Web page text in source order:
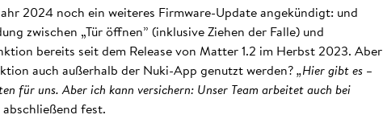
2024 noch ein weiteres Firmware-Update angekündigt: und
zwischen „Tür öffnen” (inklusive Ziehen der Falle) und
bereits seit dem Release von Matter 1.2 im Herbst 2023. Aber
auch außerhalb der Nuki-App genutzt werden?„Hier gibt es –
für uns. Aber ich kann versichern: Unser Team arbeitet auch bei
fest.